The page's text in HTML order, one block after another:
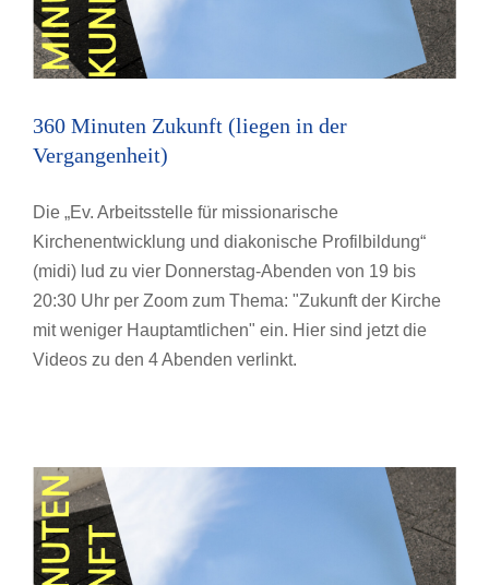
360 Minuten Zukunft (liegen in der
Vergangenheit)
Die „Ev. Arbeitsstelle für missionarische
Kirchenentwicklung und diakonische Profilbildung“
(midi) lud zu vier Donnerstag-Abenden von 19 bis
20:30 Uhr per Zoom zum Thema: "Zukunft der Kirche
mit weniger Hauptamtlichen" ein. Hier sind jetzt die
Videos zu den 4 Abenden verlinkt.